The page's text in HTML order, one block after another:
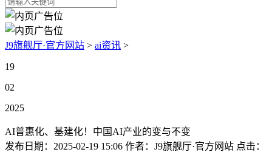
J9旗舰厅·官方网站 > ai资讯 >
19
02
2025
AI普惠化、基建化！中国AI产业的变与不变
发布日期： 2025-02-19 15:06 作者： J9旗舰厅·官方网站 点击：